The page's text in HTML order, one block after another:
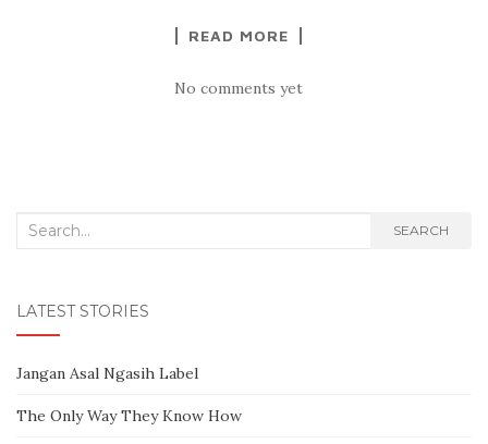
READ MORE
No comments yet
Search for: SEARCH
LATEST STORIES
Jangan Asal Ngasih Label
The Only Way They Know How